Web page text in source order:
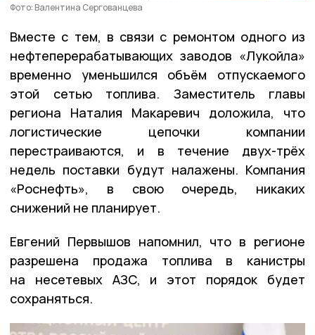
Фото: Валентина Сергованцева
Вместе с тем, в связи с ремонтом одного из
нефтеперерабатывающих заводов «Лукойла»
временно уменьшился объём отпускаемого
этой сетью топлива. Заместитель главы
региона Наталия Макаревич доложила, что
логистические цепочки компании
перестраиваются, и в течение двух-трёх
недель поставки будут налажены. Компания
«Роснефть», в свою очередь, никаких
снижений не планирует.
Евгений Первышов напомнил, что в регионе
разрешена продажа топлива в канистры
на несетевых АЗС, и этот порядок будет
сохраняться.